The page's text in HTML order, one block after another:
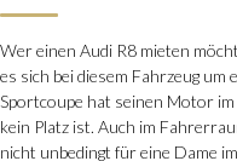
Wer einen Audi R8 mieten
es sich bei diesem Fahrzeug
Sportcoupe hat seinen Motor
kein Platz ist. Auch im
nicht unbedingt für eine Dame